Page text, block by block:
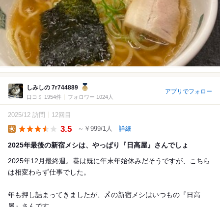
しみしの 7r744889
口コミ 1954件 フォロワー 1024人
アプリでフォロー
2025/12 訪問 12回目
3.5 ～￥999/1人 詳細
2025年最後の新宿メシは、やっぱり『日高屋』さんでしょ
2025年12月最終週。巷は既に年末年始休みだそうですが、こちら
は相変わらず仕事でした。
年も押し詰まってきましたが、〆の新宿メシはいつもの『日高